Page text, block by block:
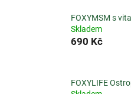
FOXYMSM s
Skladem
690 Kč
FOXYLIFE